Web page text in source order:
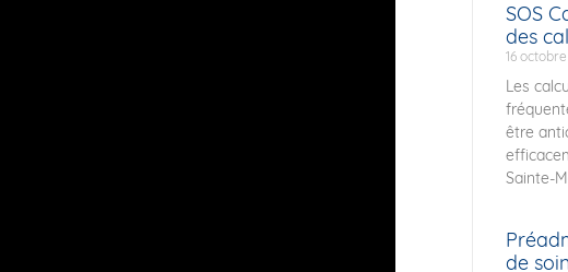
SOS
des
16
Les
être
Sainte-
de